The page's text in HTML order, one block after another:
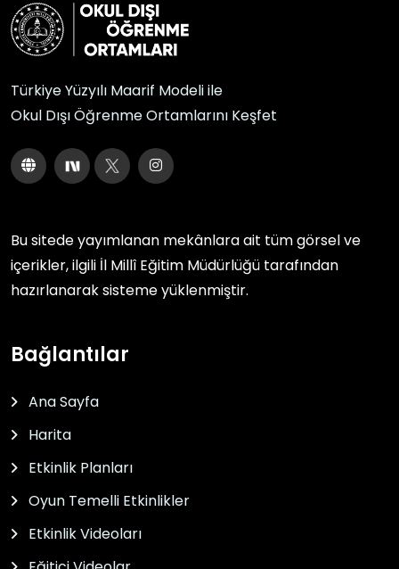
Türkiye Yüzyılı Maarif Modeli ile
Okul Dışı Öğrenme Ortamlarını Keşfet
Bu sitede yayımlanan mekânlara ait tüm görsel ve
içerikler, ilgili İl Millî Eğitim Müdürlüğü tarafından
hazırlanarak sisteme yüklenmiştir.
Bağlantılar
Ana Sayfa
Harita
Etkinlik Planları
Oyun Temelli Etkinlikler
Etkinlik Videoları